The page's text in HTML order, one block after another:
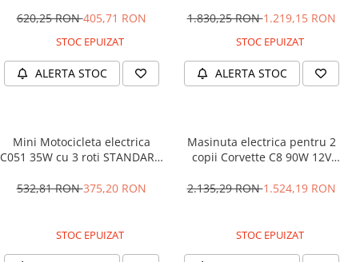
620,25 RON405,71 RON
STOC EPUIZAT
ALERTA STOC
1.830,25 RON1.219,15 RON
STOC EPUIZAT
ALERTA STOC
Mini Motocicleta electrica
C051 35W cu 3 roti STANDARD
532,81 RON375,20 RON
STOC EPUIZAT
Masinuta electrica pentru 2
copii Corvette C8 90W 12V
2.135,29 RON1.524,19 RON
STOC EPUIZAT